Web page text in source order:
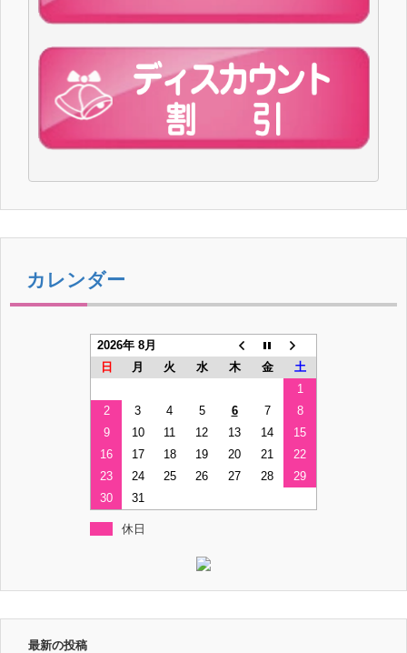
カレンダー
2026年 8月
日
月 火 水 木 金
土
1
2
3 4 5 6 7
8
9
10 11 12 13 14
15
16
17 18 19 20 21
22
23
24 25 26 27 28
29
30
31
休日
最新の投稿